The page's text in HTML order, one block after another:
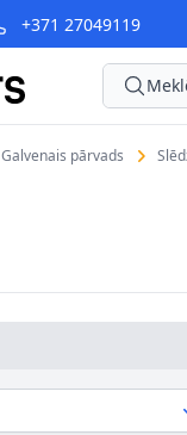
+371 27049119
Galvenais pārvads